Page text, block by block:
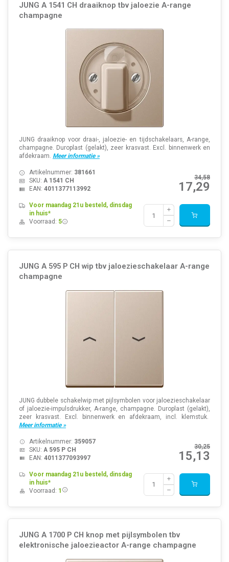
JUNG A 1541 CH draaiknop tbv jaloezie A-range
champagne
JUNG draaiknop voor draai-, jaloezie- en tijdschakelaars, A-range,
champagne. Duroplast (gelakt), zeer krasvast. Excl. binnenwerk en
afdekraam. Meer informatie »
34,58
17,29
Artikelnummer: 381661
SKU: A 1541 CH
EAN: 4011377113992
Voor maandag 21u besteld, dinsdag
in huis*
Voorraad: 5
JUNG A 595 P CH wip tbv jaloezieschakelaar A-range
champagne
JUNG dubbele schakelwip met pijlsymbolen voor jaloezieschakelaar
of jaloezie-impulsdrukker, A-range, champagne. Duroplast (gelakt),
zeer krasvast. Excl. binnenwerk en afdekraam, incl. klemstuk.
Meer informatie »
30,25
15,13
Artikelnummer: 359057
SKU: A 595 P CH
EAN: 4011377093997
Voor maandag 21u besteld, dinsdag
in huis*
Voorraad: 1
JUNG A 1700 P CH knop met pijlsymbolen tbv
elektronische jaloezieactor A-range champagne